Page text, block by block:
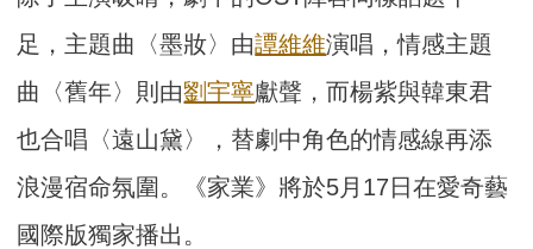
足，主題曲〈墨妝〉由譚維維演唱，情感主題
曲〈舊年〉則由劉宇寧獻聲，而楊紫與韓東君
也合唱〈遠山黛〉，替劇中角色的情感線再添
浪漫宿命氛圍。《家業》將於5月17日在愛奇藝
國際版獨家播出。